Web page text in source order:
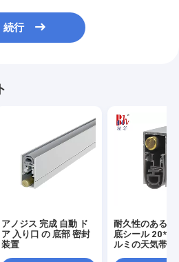
続行
アノジス 完成 自動 ド
ア 入り口 の 底部 密封
装置
耐久性のある自
底シール
ルミの天気帯